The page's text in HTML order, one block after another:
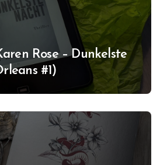
Rose – Dunkelste
#1)